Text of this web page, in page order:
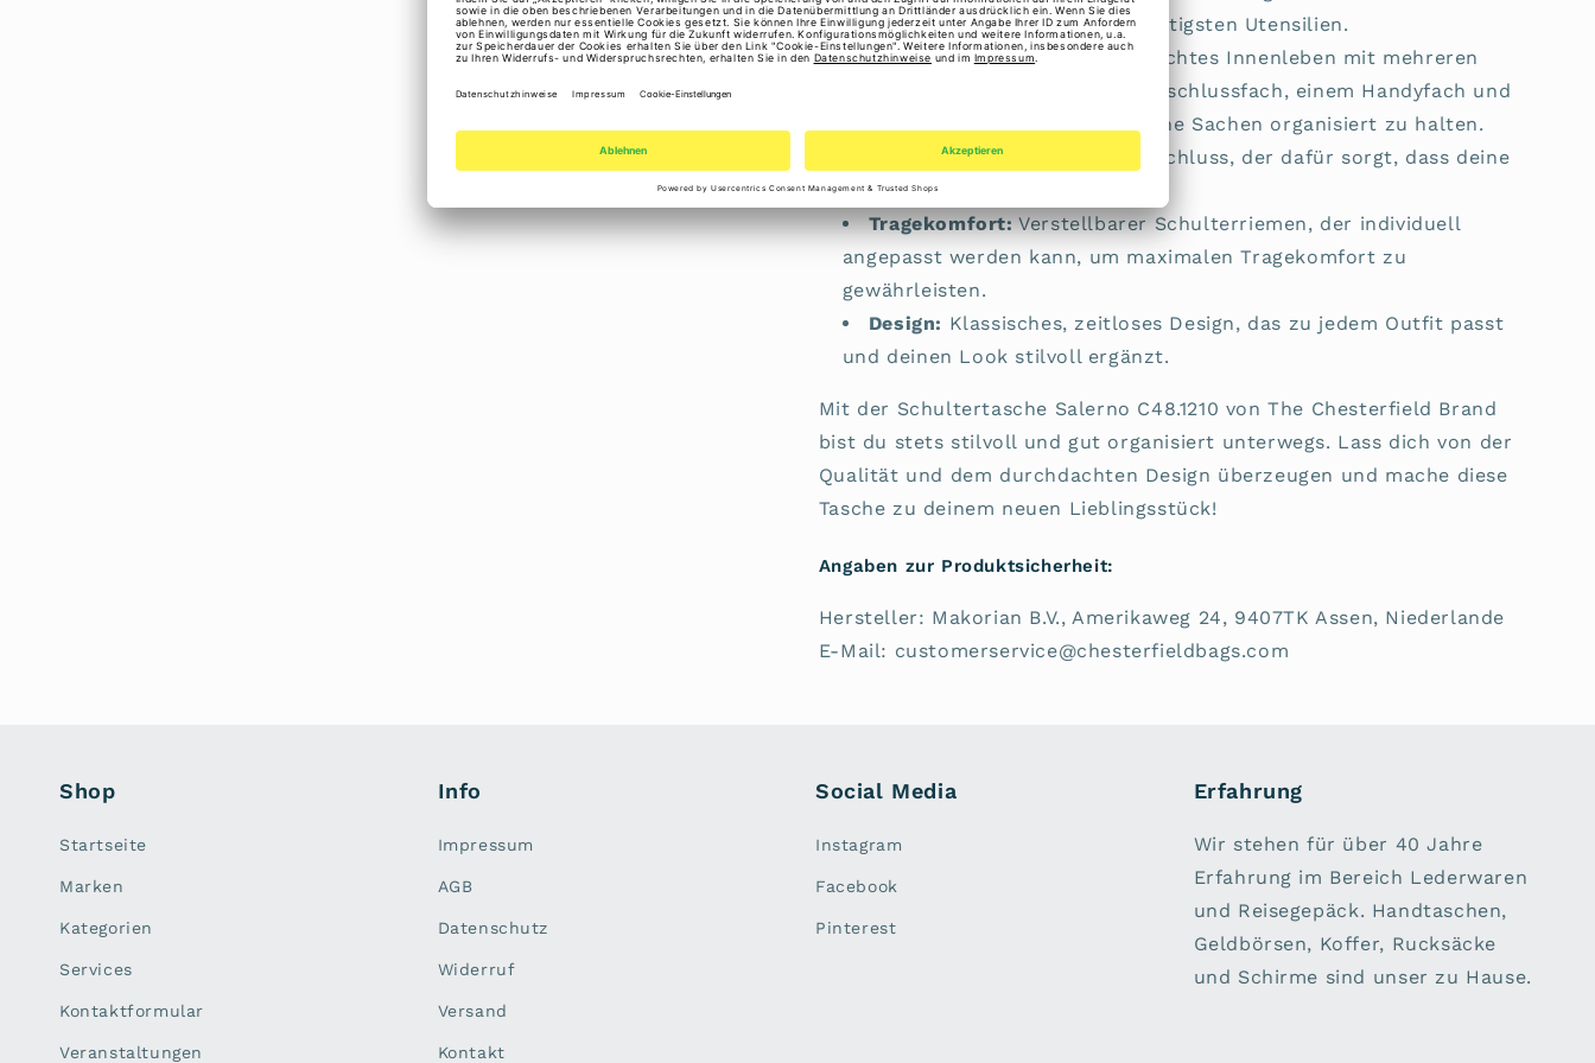
ausreichend Platz für deine wichtigsten Utensilien.
Innenaufteilung:Gut durchdachtes Innenleben mit mehreren
Fächern, inklusive einem Reißverschlussfach, einem Handyfach und
einem Steckfach – ideal, um deine Sachen organisiert zu halten.
Verschluss:Sicherer Reißverschluss, der dafür sorgt, dass deine
Wertsachen gut geschützt sind.
Tragekomfort:Verstellbarer Schulterriemen, der individuell
angepasst werden kann, um maximalen Tragekomfort zu
gewährleisten.
Design: Klassisches, zeitloses Design, das zu jedem Outfit passt
und deinen Look stilvoll ergänzt.
Mit der Schultertasche Salerno C48.1210 von The Chesterfield Brand
bist du stets stilvoll und gut organisiert unterwegs. Lass dich von der
Qualität und dem durchdachten Design überzeugen und mache diese
Tasche zu deinem neuen Lieblingsstück!
Angaben zur Produktsicherheit:
Hersteller: Makorian B.V., Amerikaweg 24, 9407TK Assen, Niederlande
E-Mail: customerservice@chesterfieldbags.com
Shop
Startseite
Marken
Kategorien
Services
Kontaktformular
Veranstaltungen
Info
Impressum
AGB
Datenschutz
Widerruf
Versand
Kontakt
Social Media
Instagram
Facebook
Pinterest
Erfahrung
Wir stehen für über 40 Jahre
Erfahrung im Bereich Lederwaren
und Reisegepäck. Handtaschen,
Geldbörsen, Koffer, Rucksäcke
und Schirme sind unser zu Hause.